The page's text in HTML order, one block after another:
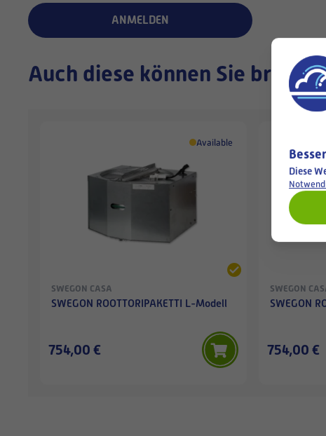
ANMELDEN
Auch diese können Sie
Available
SWEGON CASA
SWEGON ROOTTORIPAKETTI L-Modell
754,00 €
SWEGON
SWEGON
754,00 €
Diese